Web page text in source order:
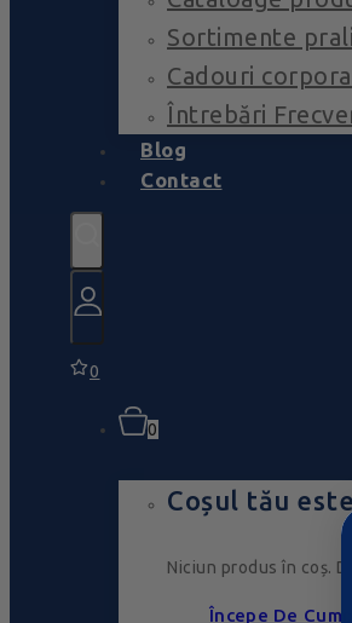
Sortimente
Cadouri
Întrebări
Blog
Contact
0
0
Coșul tău
Niciun produs în coș.
Începe De